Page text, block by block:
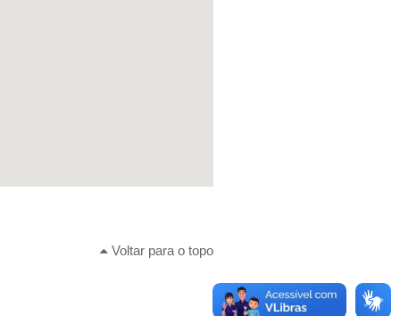
Voltar para o topo